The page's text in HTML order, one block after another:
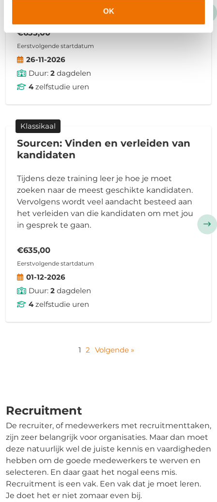
OK
€635,00
Eerstvolgende startdatum
26-11-2026
Duur: 2dagdelen
4zelfstudie uren
Klassikaal
Sourcen: Vinden en verleiden van
kandidaten
Tijdens deze training leer je hoe je moet
zoeken naar de meest geschikte kandidaten.
Vervolgens wordt veel aandacht besteed aan
het verleiden van die kandidaten om met jou
in gesprek te gaan.
€635,00
Eerstvolgende startdatum
01-12-2026
Duur: 2dagdelen
4zelfstudie uren
1 2 Volgende »
Recruitment
De recruiter, of medewerkers met recruitmenttaken,
zijn zeer belangrijk voor organisaties. Maar dan moet
deze natuurlijk wel de juiste kennis en vaardigheden
hebben om de goede medewerkers te werven en
selecteren. En daar gaat het nogal eens mis.
Recruitment is een vak. Een vak dat je moet leren.
Je doet het er niet zomaar even bij.